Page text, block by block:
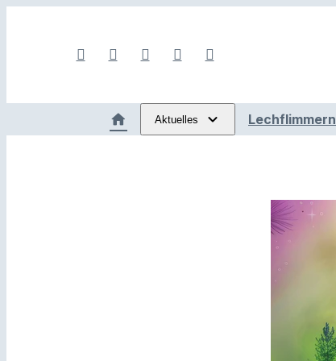
Aktuelles Lechflimmern